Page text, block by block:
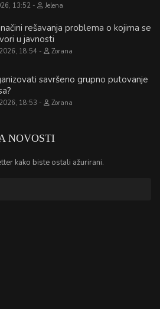
13:52 Jelena
rešavanja problema o kojima se
u javnosti
18:54 Zorana
savršeno grupno putovanje
18:53 Zorana
NOVOSTI
kako biste ostali ažurirani.